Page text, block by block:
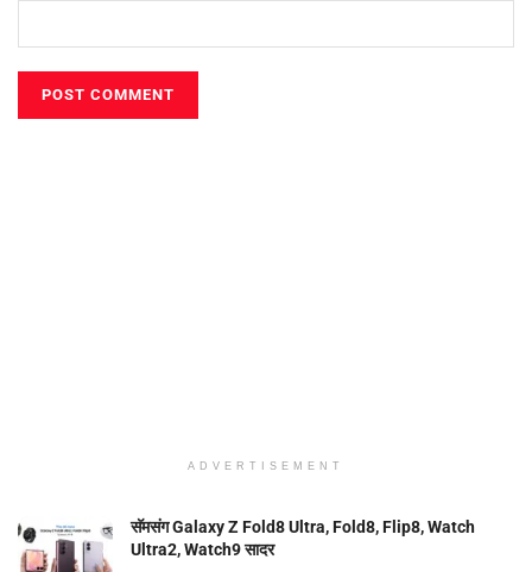
ADVERTISEMENT
सॅमसंग Galaxy Z Fold8 Ultra, Fold8, Flip8, Watch
Ultra2, Watch9 सादर